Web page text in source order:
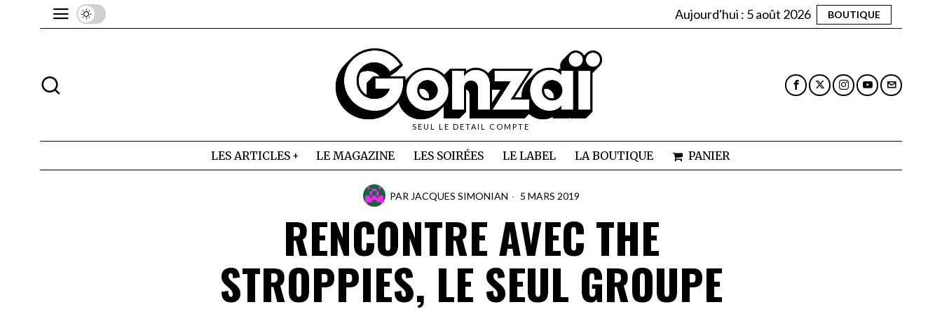
Aujourd'hui : 5 août 2026 BOUTIQUE
SEUL LE DETAIL COMPTE
LES ARTICLES LE MAGAZINE LES SOIRÉES LE LABEL LA BOUTIQUE PANIER
PAR JACQUES SIMONIAN 5 MARS 2019
RENCONTRE AVEC THE
STROPPIES, LE SEUL GROUPE